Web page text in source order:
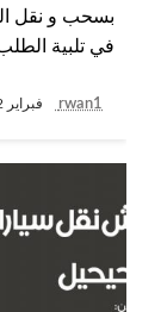
بسحب و نقل
في تلبية
rwan1 فبراير 22, 2021